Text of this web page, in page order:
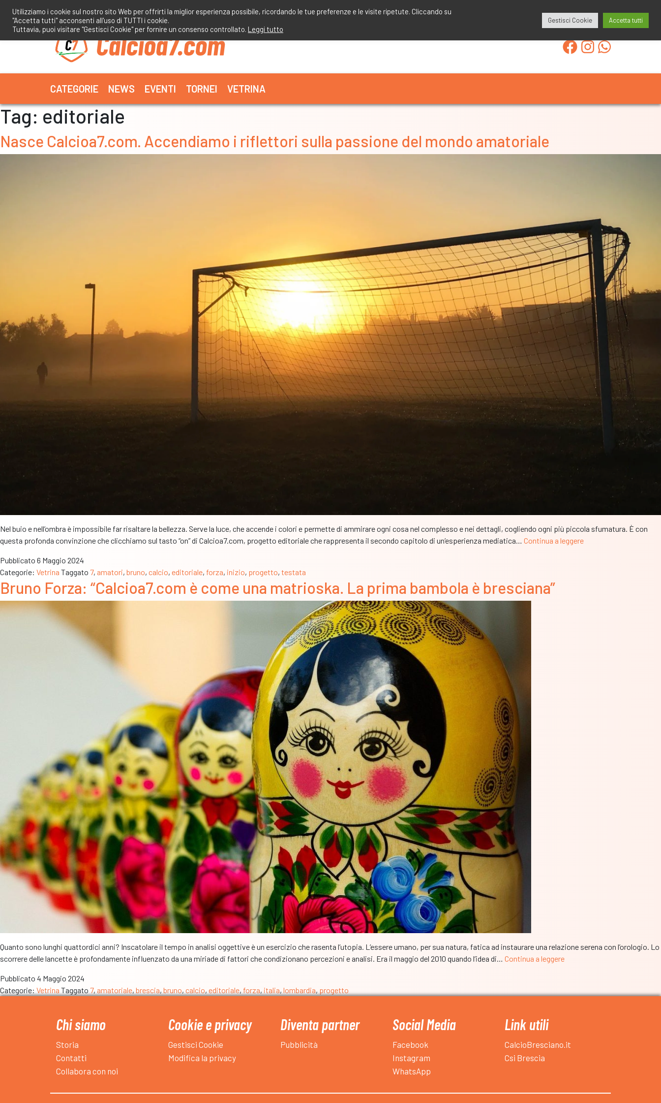
contenuto
CATEGORIE NEWS EVENTI TORNEI VETRINA
Tag: editoriale
Nasce Calcioa7.com. Accendiamo i riflettori sulla passione del mondo amatoriale
Nel buio e nell’ombra è impossibile far risaltare la bellezza. Serve la luce, che accende i colori e permette di ammirare ogni cosa nel complesso e nei dettagli, cogliendo ogni più piccola sfumatura. È con
questa profonda convinzione che clicchiamo sul tasto “on” di Calcioa7.com, progetto editoriale che rappresenta il secondo capitolo di un’esperienza mediatica… Continua a leggereNasce
Pubblicato 6 Maggio 2024
Categorie: Vetrina Taggato 7, amatori, bruno, calcio, editoriale, forza, inizio, progetto, testata
Bruno Forza: “Calcioa7.com è come una matrioska. La prima bambola è bresciana”
Quanto sono lunghi quattordici anni? Inscatolare il tempo in analisi oggettive è un esercizio che rasenta l’utopia. L’essere umano, per sua natura, fatica ad instaurare una relazione serena con l’orologio. Lo
scorrere delle lancette è profondamente influenzato da una miriade di fattori che condizionano percezioni e analisi. Era il maggio del 2010 quando l’idea di… Continua a leggereBruno
è
La
Pubblicato 4 Maggio 2024
Categorie: Vetrina Taggato 7, amatoriale, brescia, bruno, calcio, editoriale, forza, italia, lombardia, progetto
Chi siamo
Storia
Contatti
Collabora con noi
Cookie e privacy
Gestisci Cookie
Modifica la privacy
Diventa partner
Pubblicità
Social Media
Facebook
Instagram
WhatsApp
Link utili
CalcioBresciano.it
Csi Brescia
Utilizziamo i cookie sul nostro sito Web per offrirti la miglior esperienza possibile, ricordando le tue preferenze e le visite ripetute. Cliccando su
"Accetta tutti" acconsenti all'uso di TUTTI i cookie.
Tuttavia, puoi visitare "Gestisci Cookie" per fornire un consenso controllato. Leggi tutto
Gestisci Cookie Accetta tutti